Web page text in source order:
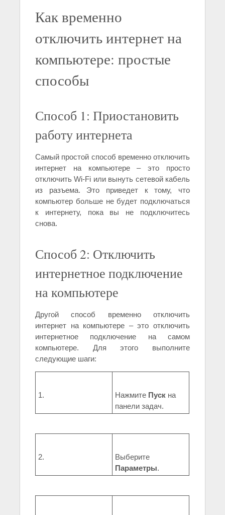
Как временно
отключить интернет на
компьютере: простые
способы
Способ 1: Приостановить
работу интернета
Самый простой способ временно отключить
интернет на компьютере – это просто
отключить Wi-Fi или вынуть сетевой кабель
из разъема. Это приведет к тому, что
компьютер больше не будет подключаться
к интернету, пока вы не подключитесь
снова.
Способ 2: Отключить
интернетное подключение
на компьютере
Другой способ временно отключить
интернет на компьютере – это отключить
интернетное подключение на самом
компьютере. Для этого выполните
следующие шаги:
1. Нажмите Пуск на
панели задач.
2.
Выберите
Параметры.